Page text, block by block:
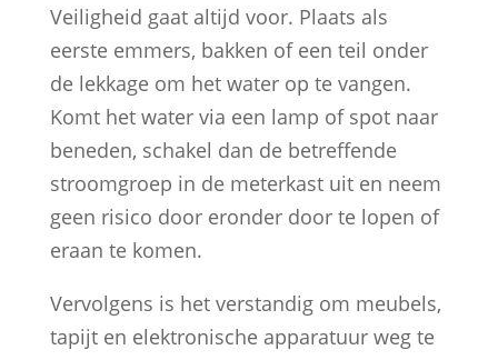
Veiligheid gaat altijd voor. Plaats als
eerste emmers, bakken of een teil onder
de lekkage om het water op te vangen.
Komt het water via een lamp of spot naar
beneden, schakel dan de betreffende
stroomgroep in de meterkast uit en neem
geen risico door eronder door te lopen of
eraan te komen.
Vervolgens is het verstandig om meubels,
tapijt en elektronische apparatuur weg te